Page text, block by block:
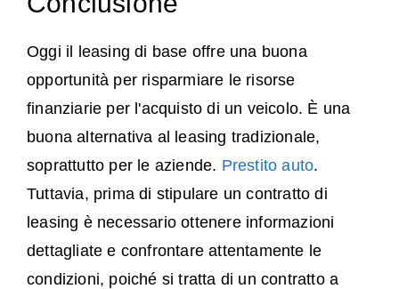
Oggi il leasing di base offre una buona
opportunità per risparmiare le risorse
finanziarie per l'acquisto di un veicolo. È una
buona alternativa al leasing tradizionale,
soprattutto per le aziende. Prestito auto.
Tuttavia, prima di stipulare un contratto di
leasing è necessario ottenere informazioni
dettagliate e confrontare attentamente le
condizioni, poiché si tratta di un contratto a